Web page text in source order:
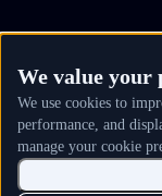
We value your
We use cookies to
performance, and
manage your cookie